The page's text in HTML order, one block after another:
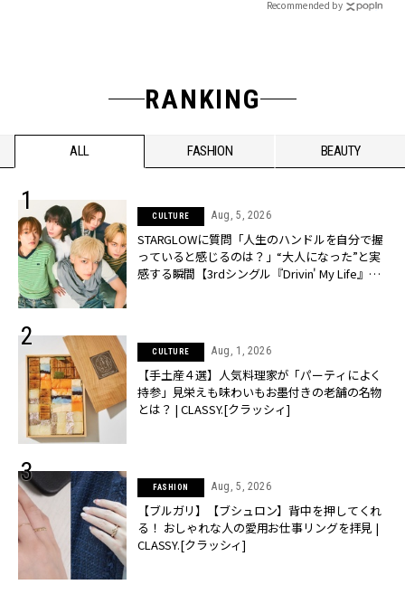
Recommended by
RANKING
ALL FASHION BEAUTY
CULTURE Aug, 5, 2026
STARGLOWに質問「人生のハンドルを自分で握
っていると感じるのは？」“大️人になった”と実
感する瞬間【3rdシングル『Drivin' My Life』発
CULTURE Aug, 1, 2026
【手土産４選】人気料理家が「パーティによく
持参」見栄えも味わいもお墨付きの老舗の名物
とは？ | CLASSY.[クラッシィ]
FASHION Aug, 5, 2026
【ブルガリ】【ブシュロン】背中を押してくれ
る！ おしゃれな人の愛用お仕事リングを拝見 |
CLASSY.[クラッシィ]